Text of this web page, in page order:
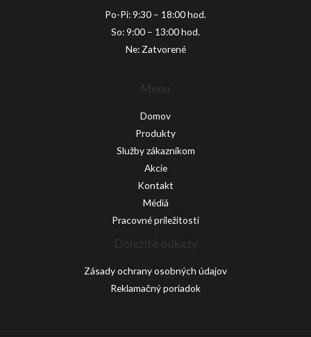
Po-Pi: 9:30 – 18:00 hod.
So: 9:00 – 13:00 hod.
Ne: Zatvorené
Menu
Domov
Produkty
Služby zákazníkom
Akcie
Kontakt
Médiá
Pracovné príležitosti
Dôležité odkazy
Zásady ochrany osobných údajov
Reklamačný poriadok